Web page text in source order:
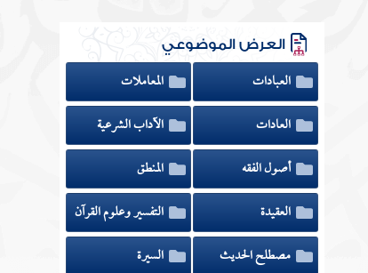
العرض الموضوعي
العبادات
المعاملات
العادات
الآداب الشرعية
أصول الفقه
المنطق
العقيدة
التفسير وعلوم القرآن
مصطلح الحديث
السيرة